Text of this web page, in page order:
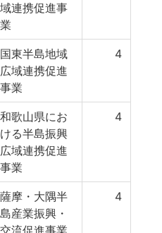
域連携促進事
業
国東半島地域
広域連携促進
事業
4
和歌山県にお
ける半島振興
広域連携促進
事業
4
薩摩・大隅半
島産業振興・
交流促進事業
4